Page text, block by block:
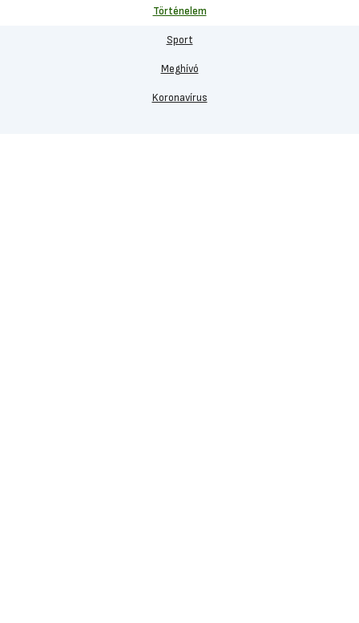
Történelem
Sport
Meghívó
Koronavírus